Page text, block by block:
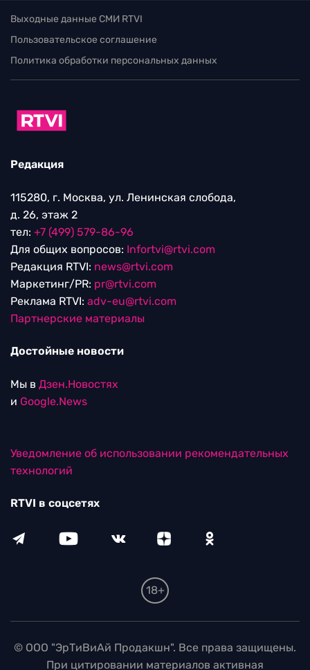
Выходные данные СМИ RTVI
Пользовательское соглашение
Политика обработки персональных данных
Редакция
115280, г. Москва, ул. Ленинская слобода,
д. 26, этаж 2
тел: +7 (499) 579-86-96
Для общих вопросов: Infortvi@rtvi.com
Редакция RTVI: news@rtvi.com
Маркетинг/PR: pr@rtvi.com
Реклама RTVI: adv-eu@rtvi.com
Партнерские материалы
Достойные новости
Мы в Дзен.Новостях
и Google.News
Уведомление об использовании рекомендательных
технологий
RTVI в соцсетях
18+
© ООО "ЭрТиВиАй Продакшн". Все права защищены.
При цитировании материалов активная